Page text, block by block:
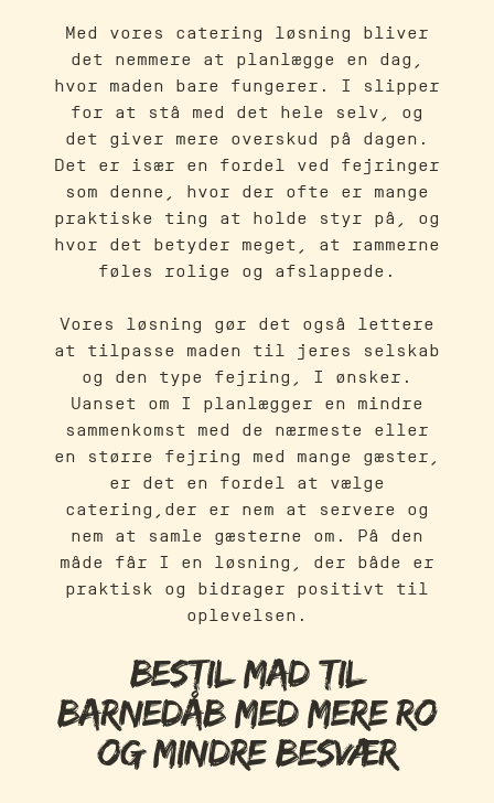
Med vores catering løsning bliver
det nemmere at planlægge en dag,
hvor maden bare fungerer. I slipper
for at stå med det hele selv, og
det giver mere overskud på dagen.
Det er især en fordel ved fejringer
som denne, hvor der ofte er mange
praktiske ting at holde styr på, og
hvor det betyder meget, at rammerne
føles rolige og afslappede.
Vores løsning gør det også lettere
at tilpasse maden til jeres selskab
og den type fejring, I ønsker.
Uanset om I planlægger en mindre
sammenkomst med de nærmeste eller
en større fejring med mange gæster,
er det en fordel at vælge
catering,der er nem at servere og
nem at samle gæsterne om. På den
måde får I en løsning, der både er
praktisk og bidrager positivt til
oplevelsen.
Bestil mad til
barnedåb med mere ro
og mindre besvær